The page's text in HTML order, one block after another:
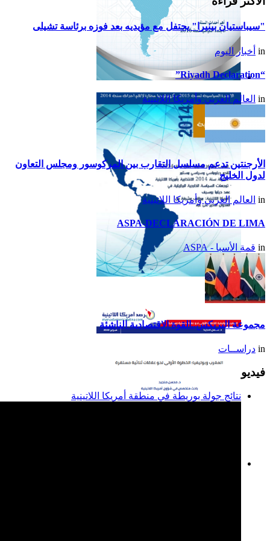
تقرير أمريكا اللاتينية لسنة
2015
تقرير أمريكا اللاتينية لسنة
2014
"سيباستيان بينيرا" يحتفل مع مؤيديه بعد فوزه برئاسة تشيلى
in أخبار اليوم
“Riyadh Declaration”
in العالم العربي وأمريكا اللاتينية
الأرجنتين تدعم مسلسل التقارب بين المركوسور ومجلس التعاون
لدول الخليج
in العالم العربي وأمريكا اللاتينية
ASPA-DECLARACIÓN DE LIMA
in قمة الأسبا - ASPA
مجموعة البريكس..القوة الاقتصادية الناشئة
in دراســات
فيديو
نتائج جولة بوريطة في منطقة أمريكا اللاتينية